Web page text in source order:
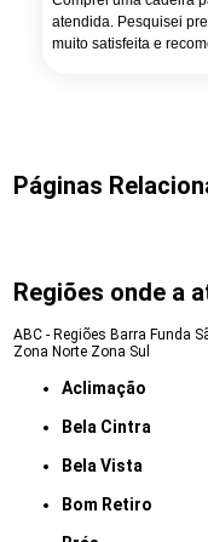
atendida. Pesquisei
muito satisfeita e
Páginas
Regiões onde a
ABC - Regiões Barra Funda
Zona Norte Zona Sul
Aclimação
Bela Cintra
Bela Vista
Bom Retiro